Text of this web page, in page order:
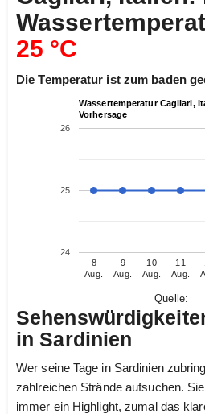
25 °C
Die Temperatur ist zum baden
Wassertemperatur Cagliari,
Vorhersage
8
Aug.
9
Aug.
10
Aug.
11
Aug.
24
25
26
Quelle:
in Sardinien
Wer seine Tage in Sardinien
zahlreichen Strände aufsuchen.
immer ein Highlight, zumal das